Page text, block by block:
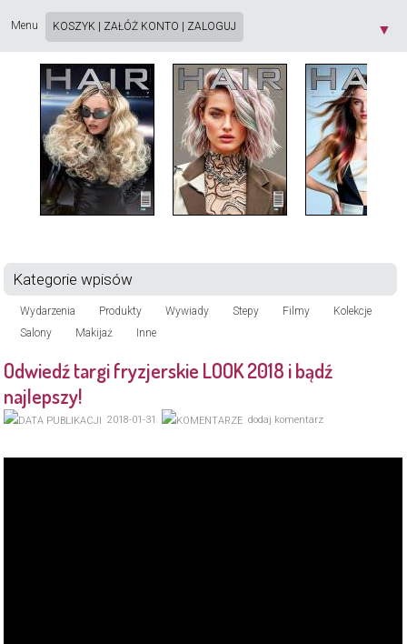
Menu ▼
KOSZYK ZAŁÓŻ KONTO ZALOGUJ
Kategorie wpisów
Wydarzenia Produkty Wywiady Stepy Filmy
Kolekcje
Salony
Makijaż Inne
Odwiedź targi fryzjerskie LOOK 2018 i bądź
najlepszy!
2018-01-31 dodaj komentarz
cookie, zgodnie z aktualnymi ustawieniami przeglądarki. Dowiedz się więcej o
Prywatności [X]